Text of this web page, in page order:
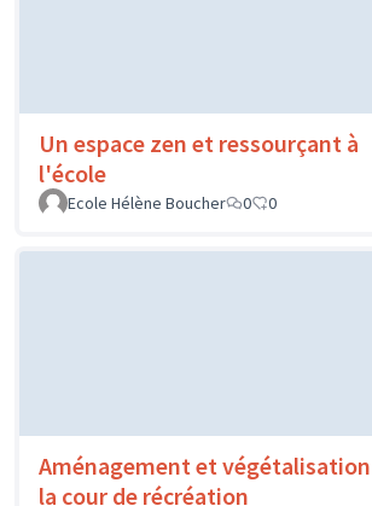
Un espace zen et ressourçant à
l'école
Ecole Hélène Boucher
0 0
Aménagement et
la cour de récréation